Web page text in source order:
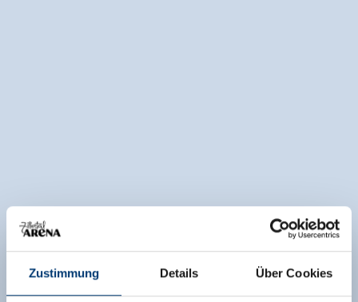
Zustimmung Details Über Cookies